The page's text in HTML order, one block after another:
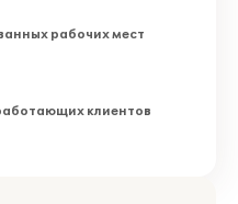
рабочих мест
клиентов